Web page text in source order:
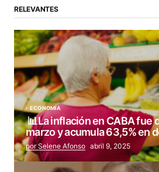
RELEVANTES
ECONOMÍA
📊La inflación en CABA fue
marzo y acumula 63,5% en
por Selene Afonso abril 9, 2025